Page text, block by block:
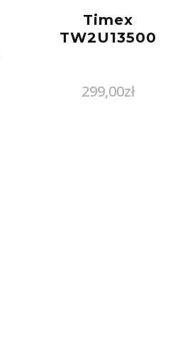
Timex
TW2U13500
299,00zł